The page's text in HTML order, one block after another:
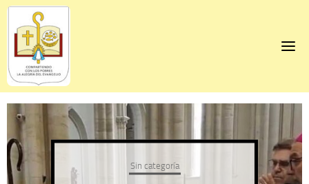
Skip
content
Sin categoría